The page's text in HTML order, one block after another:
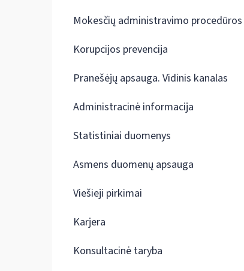
Mokesčių administravimo procedūros
Korupcijos prevencija
Pranešėjų apsauga. Vidinis kanalas
Administracinė informacija
Statistiniai duomenys
Asmens duomenų apsauga
Viešieji pirkimai
Karjera
Konsultacinė taryba